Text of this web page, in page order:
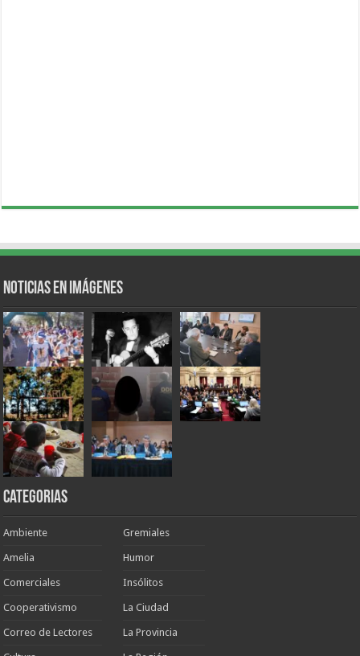
Noticias en Imágenes
Categorias
Ambiente
Amelia
Comerciales
Cooperativismo
Correo de Lectores
Gremiales
Humor
Insólitos
La Ciudad
La Provincia